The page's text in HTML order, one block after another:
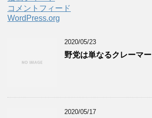
コメントフィード
WordPress.org
2020/05/23
野党は単なるクレーマー
2020/05/17